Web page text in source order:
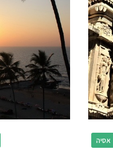
אסיה